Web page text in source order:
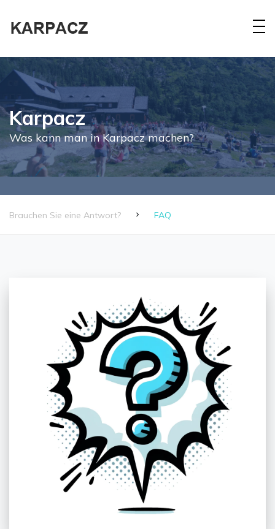
Karpacz
Was kann man in Karpacz machen?
Brauchen Sie eine Antwort? FAQ